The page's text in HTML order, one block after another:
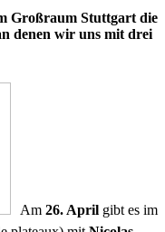
Großraum Stuttgart die
denen wir uns mit drei
Am 26. April gibt es im